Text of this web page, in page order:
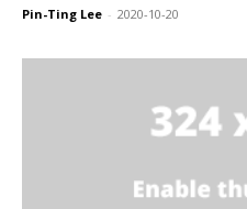
Pin-Ting Lee - 2020-10-20